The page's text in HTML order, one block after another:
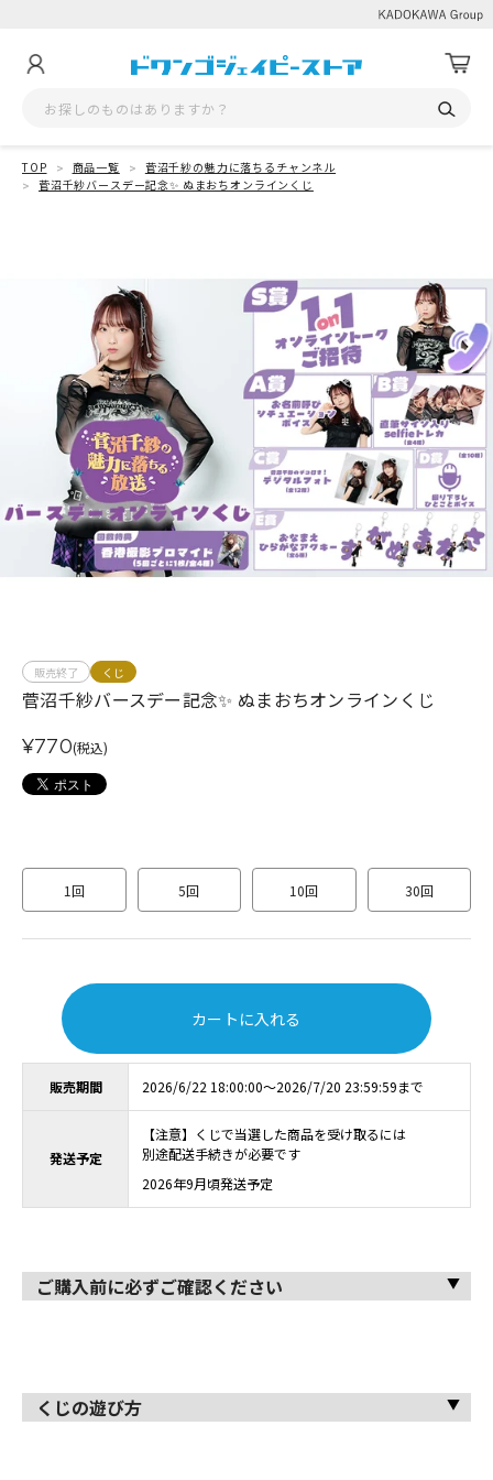
TOP 商品一覧
菅沼千紗の魅力に落ちるチャンネル
菅沼千紗バースデー記念✨ ぬまおちオンラインくじ
販売期間 2026/6/22 18:00:00～2026/7/20 23:59:59まで
発送予定
【注意】くじで当選した商品を受け取るには
別途配送手続きが必要です
2026年9月頃発送予定
販売終了 くじ
菅沼千紗バースデー記念✨ ぬまおちオンラインくじ
¥770(税込)
1回 5回 10回 30回
カートに入れる
ご購入前に必ずご確認ください
くじの遊び方